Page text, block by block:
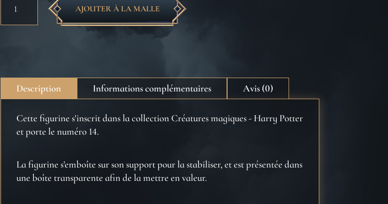
Créatures
-
Figurines
Potter
AJOUTER À LA MALLE
Description Informations complémentaires Avis (0)
Cette figurine s'inscrit dans la collection Créatures magiques - Harry Potter
et porte le numéro 14.
La figurine s'emboîte sur son support pour la stabiliser, et est présentée dans
une boîte transparente afin de la mettre en valeur.